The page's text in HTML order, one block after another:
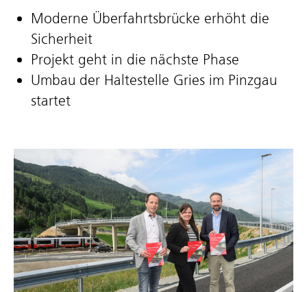
Moderne Überfahrtsbrücke erhöht die
Sicherheit
Projekt geht in die nächste Phase
Umbau der Haltestelle Gries im Pinzgau
startet